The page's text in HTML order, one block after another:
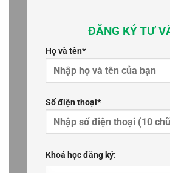
ĐĂNG KÝ TƯ
Họ và tên*
Số điện thoại*
Khoá học đăng ký: